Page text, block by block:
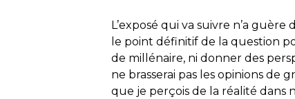
L’exposé qui va suivre n’a
le point définitif de la question
de millénaire, ni donner des
ne brasserai pas les opinions de
que je perçois de la réalité dans